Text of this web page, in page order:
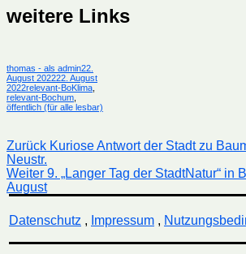
weitere Links
Autor
thomas - als adminVeröffentlicht
am
22.
August 202222. August
2022Kategorien
relevant-BoKlima
relevant-Bochum
öffentlich (für alle lesbar)
Beitragsnavigation
Zurück Vorheriger
Kuriose Antwort der Stadt zu
Neustr.
Weiter Nächster
Beitrag:
9. „Langer Tag der StadtNatur“ in
August
Datenschutz , Impressum,